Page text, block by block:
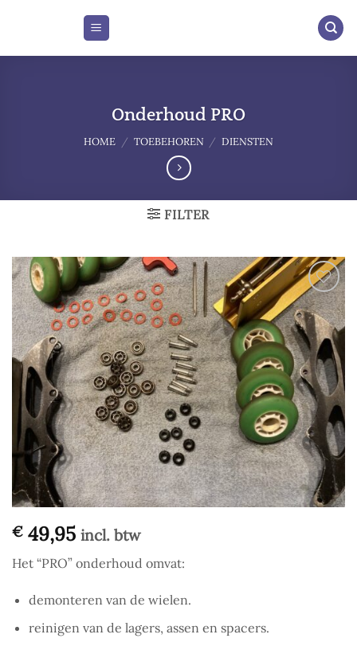
Onderhoud PRO
HOME / TOEBEHOREN / DIENSTEN
FILTER
Add to
wishlist
€ 49,95 incl. btw
Het “PRO” onderhoud omvat:
demonteren van de wielen.
reinigen van de lagers, assen en spacers.